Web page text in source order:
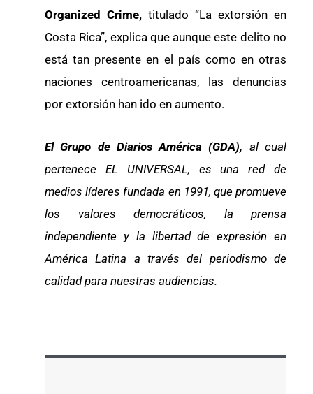
Organized Crime, titulado “La extorsión en
Costa Rica”, explica que aunque este delito no
está tan presente en el país como en otras
naciones centroamericanas, las denuncias
por extorsión han ido en aumento.
El Grupo de Diarios América (GDA), al cual
pertenece EL UNIVERSAL, es una red de
medios líderes fundada en 1991, que promueve
los valores democráticos, la prensa
independiente y la libertad de expresión en
América Latina a través del periodismo de
calidad para nuestras audiencias.